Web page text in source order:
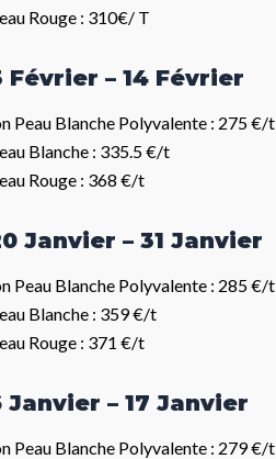
Rouge : 310€/ T
– 14 Février
Peau Blanche Polyvalente : 275 €/t
Blanche : 335.5 €/t
Rouge : 368 €/t
Janvier – 31 Janvier
Peau Blanche Polyvalente : 285 €/t
Blanche : 359 €/t
Rouge : 371 €/t
– 17 Janvier
Peau Blanche Polyvalente : 279 €/t